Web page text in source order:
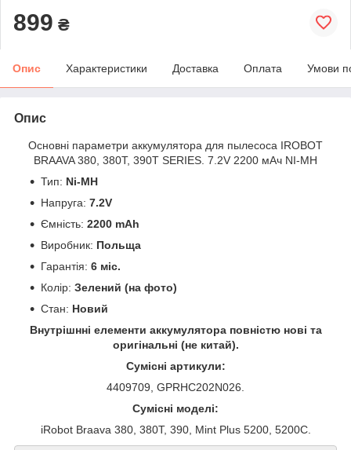
899 ₴
Опис Характеристики Доставка Оплата Умови
Опис
Основні параметри аккумулятора для пылесоса IROBOT
BRAAVA 380, 380T, 390T SERIES. 7.2V 2200 мАч NI-MH
Тип: Ni-MH
Напруга: 7.2V
Ємність: 2200 mAh
Виробник: Польща
Гарантія: 6 міс.
Колір: Зелений (на фото)
Стан: Новий
Внутрішнні елементи аккумулятора повністю нові та
оригінальні (не китай).
Сумісні артикули:
4409709, GPRHC202N026.
Сумісні моделі:
iRobot Braava 380, 380T, 390, Mint Plus 5200, 5200C.